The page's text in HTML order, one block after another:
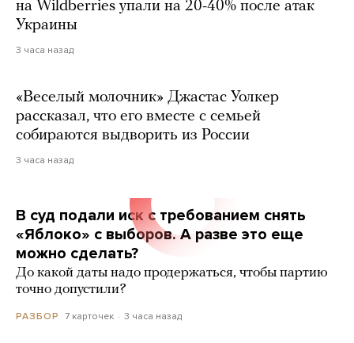
на Wildberries упали на 20-40% после атак
Украины
3 часа назад
«Веселый молочник» Джастас Уолкер
рассказал, что его вместе с семьей
собираются выдворить из России
3 часа назад
В суд подали иск с требованием снять
«Яблоко» с выборов. А разве это еще
можно сделать?
До какой даты надо продержаться, чтобы партию
точно допустили?
РАЗБОР 7 карточек 3 часа назад